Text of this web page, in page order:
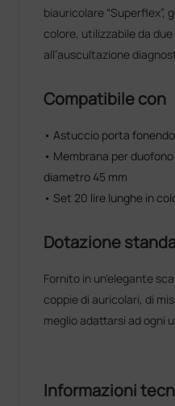
biauricolare “Superflex”,
colore, utilizzabile da
all’auscultazione
Compatibile con
• Astuccio porta
• Membrana per
diametro 45 mm
• Set 20 lire lunghe in
Dotazione
Fornito in un'elegante
coppie di auricolari, di
meglio adattarsi ad ogni
Informazioni